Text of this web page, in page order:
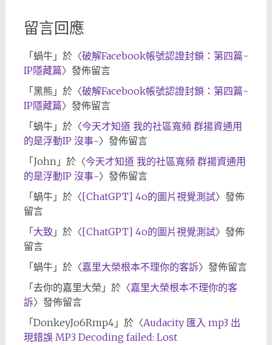
留言回應
「 蝸牛」於〈破解Facebook帳號認證封鎖：第四篇-
IP隱藏篇〉發佈留言
「 黑熊 」於〈破解Facebook帳號認證封鎖：第四篇-
IP隱藏篇〉發佈留言
「 蝸牛」於〈今天才知道 我的社區寬頻 群揚資通用
的是浮動IP 沒事~〉發佈留言
「 John」於〈今天才知道 我的社區寬頻 群揚資通用
的是浮動IP 沒事~〉發佈留言
「 蝸牛」於〈[ChatGPT] 4o的圖片視覺測試〉發佈
留言
「 大致 」於〈[ChatGPT] 4o的圖片視覺測試〉發佈
留言
「 蝸牛」於〈嘉里大榮根本不理你的客訴〉發佈留言
「 去你的嘉里大榮 」於〈嘉里大榮根本不理你的客
訴〉發佈留言
「 DonkeyJo6Rmp4」於〈Audacity 匯入 mp3 出
現錯誤 MP3 Decoding failed: Lost